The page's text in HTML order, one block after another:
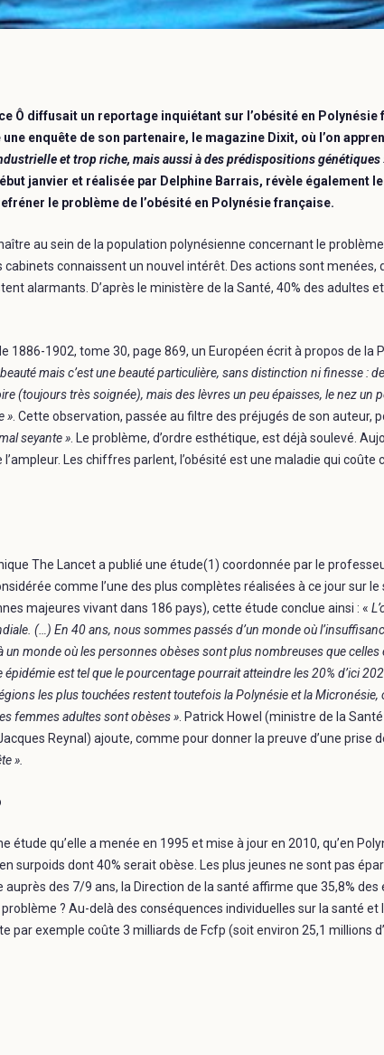
Ô diffusait un reportage inquiétant sur l’obésité en Polynésie
enquête de son partenaire, le magazine Dixit, où l’on
et trop riche, mais aussi à des prédispositions génétiques
janvier et réalisée par Delphine Barrais, révèle également
le problème de l’obésité en Polynésie française.
au sein de la population polynésienne concernant le
cabinets connaissent un nouvel intérêt. Des actions sont menées,
alarmants. D’après le ministère de la Santé, 40% des adultes
1886-1902, tome 30, page 869, un Européen écrit à propos de la
mais c’est une beauté particulière, sans distinction ni finesse :
(toujours très soignée), mais des lèvres un peu épaisses, le nez un
» . Cette observation, passée au filtre des préjugés de son auteur,
seyante » . Le problème, d’ordre esthétique, est déjà soulevé.
Les chiffres parlent, l’obésité est une maladie qui coûte
The Lancet a publié une étude(1) coordonnée par le
comme l’une des plus complètes réalisées à ce jour sur le
majeures vivant dans 186 pays), cette étude conclue ainsi : «
(…) En 40 ans, nous sommes passés d’un monde où
un monde où les personnes obèses sont plus nombreuses que celles
est tel que le pourcentage pourrait atteindre les 20% d’ici
les plus touchées restent toutefois la Polynésie et la Micronésie,
femmes adultes sont obèses » . Patrick Howel (ministre de la Santé
Reynal) ajoute, comme pour donner la preuve d’une prise
».
étude qu’elle a menée en 1995 et mise à jour en 2010, qu’en
surpoids dont 40% serait obèse. Les plus jeunes ne sont pas
auprès des 7/9 ans, la Direction de la santé affirme que 35,8% des
? Au-delà des conséquences individuelles sur la santé et
par exemple coûte 3 milliards de Fcfp (soit environ 25,1 millions